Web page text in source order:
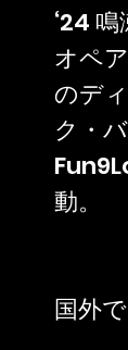
‘24
オペ
のデ
ク・バ
動。
国外